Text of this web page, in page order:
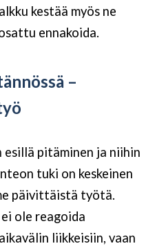
kestää myös ne
ennakoida.
–
pitäminen ja niihin
tuki on keskeinen
päivittäistä työtä.
ole reagoida
liikkeisiin, vaan